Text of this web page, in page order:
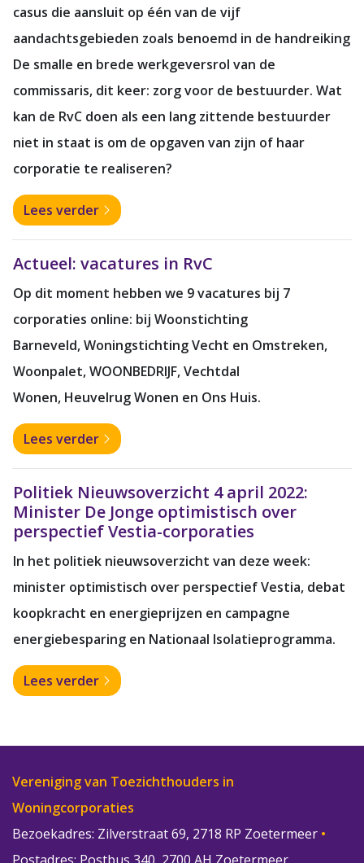
casus die aansluit op één van de vijf
aandachtsgebieden zoals benoemd in de handreiking
De smalle en brede werkgeversrol van de
commissaris, dit keer: zorg voor de bestuurder. Wat
kan de RvC doen als een lang zittende bestuurder
niet in staat is om de opgaven van zijn of haar
corporatie te realiseren?
Lees verder
Actueel: vacatures in RvC
Op dit moment hebben we 9 vacatures bij 7
corporaties online: bij Woonstichting
Barneveld, Woningstichting Vecht en Omstreken,
Woonpalet, WOONBEDRIJF, Vechtdal
Wonen, Heuvelrug Wonen en Ons Huis.
Lees verder
Politiek Nieuwsoverzicht 4 april 2022:
Minister De Jonge optimistisch over
perspectief Vestia-corporaties
In het politiek nieuwsoverzicht van deze week:
minister optimistisch over perspectief Vestia, debat
koopkracht en energieprijzen en campagne
energiebesparing en Nationaal Isolatieprogramma.
Lees verder
Vereniging van Toezichthouders in
Woningcorporaties
Bezoekadres: Zilverstraat 69, 2718 RP Zoetermeer •